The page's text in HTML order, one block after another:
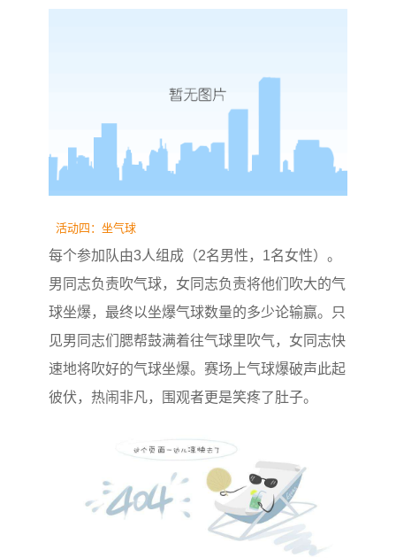
活动四：坐气球
每个参加队由3人组成（2名男性，1名女性）。
男同志负责吹气球，女同志负责将他们吹大的气
球坐爆，最终以坐爆气球数量的多少论输赢。只
见男同志们腮帮鼓满着往气球里吹气，女同志快
速地将吹好的气球坐爆。赛场上气球爆破声此起
彼伏，热闹非凡，围观者更是笑疼了肚子。